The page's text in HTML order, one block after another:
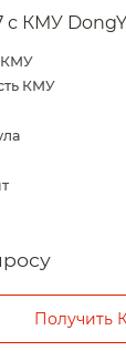
КМУ
КМУ
КМУ
Получить